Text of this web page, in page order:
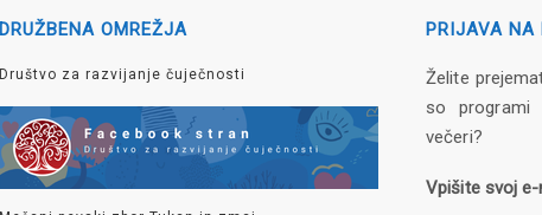
DRUŽBENA OMREŽJA
Društvo za razvijanje čuječnosti
PRIJAVA NA
Želite
so programi
večeri?
Vpišite svoj e-